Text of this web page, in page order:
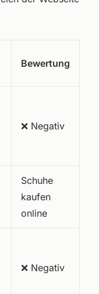
Bewertung
❌ Negativ
Schuhe
kaufen
online
❌ Negativ